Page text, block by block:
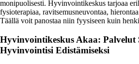
monipuolisesti. Hyvinvointikeskus tarjoaa
fysioterapiaa, ravitsemusneuvontaa,
Täällä voit panostaa niin fyysiseen kuin
Hyvinvointikeskus Akaa: Palvelut
Hyvinvointisi Edistämiseksi